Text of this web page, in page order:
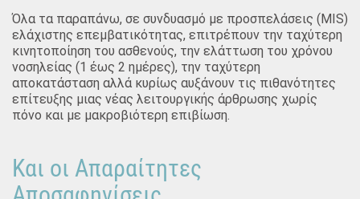
Όλα τα παραπάνω, σε συνδυασμό με προσπελάσεις (MIS)
ελάχιστης επεμβατικότητας, επιτρέπουν την ταχύτερη
κινητοποίηση του ασθενούς, την ελάττωση του χρόνου
νοσηλείας (1 έως 2 ημέρες), την ταχύτερη
αποκατάσταση αλλά κυρίως αυξάνουν τις πιθανότητες
επίτευξης μιας νέας λειτουργικής άρθρωσης χωρίς
πόνο και με μακροβιότερη επιβίωση.
Και οι Απαραίτητες